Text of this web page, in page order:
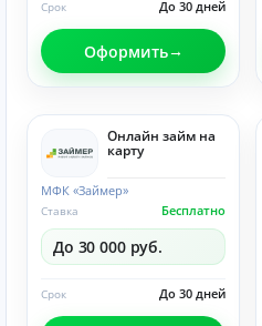
До 30 дней
Срок
Оформить
Онлайн займ на
карту
МФК «Займер»
Бесплатно
Ставка
До 30 000 руб.
До 30 дней
Срок